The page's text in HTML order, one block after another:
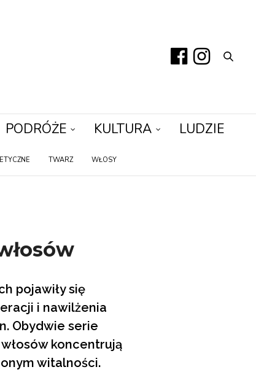
PODRÓŻE KULTURA LUDZIE
TWARZ WŁOSY
pojawiły się
i nawilżenia
Obydwie serie
koncentrują
witalności.